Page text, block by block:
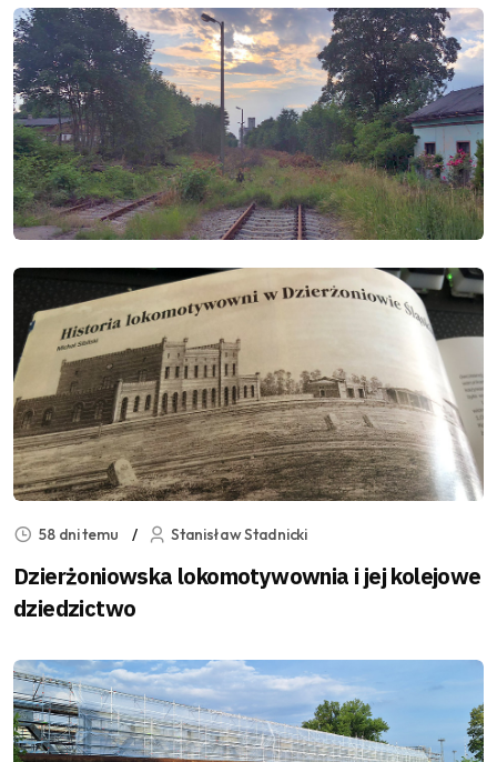
58 dni temu Stanisław Stadnicki
Dzierżoniowska lokomotywownia i jej kolejowe
dziedzictwo